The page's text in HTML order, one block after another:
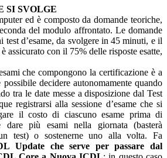
SI SVOLGE
ed è composto da domande teoriche,
del modulo affrontato. Le domande
test d’esame, da svolgere in 45 minuti, e il
assicurato con il 75% delle risposte esatte,
che compongono la certificazione è a
decidere autonomamente quando
tra le date messe a disposizione dal Test
registrarsi alla sessione d’esame che si
il costo di ciascuno esame prima di
dare più esami nella giornata (basterà
test) o sostenerne uno alla volta. Fa
Update che serve per passare dal